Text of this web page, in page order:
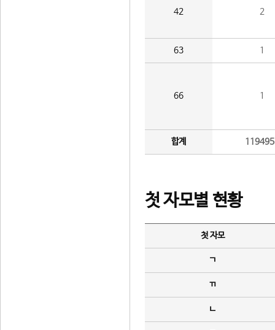
42 2
63 1
66 1
합계
첫 자모별 현황
첫 자모
ㄱ
ㄲ
ㄴ